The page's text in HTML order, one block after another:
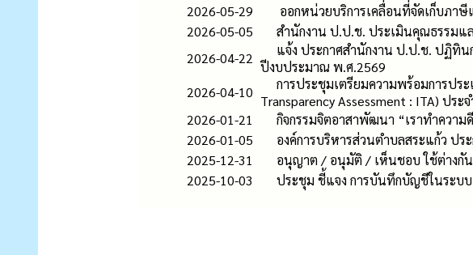
2026-05-29
ออกหน่วยบริการเคลื่อนที่จัดเก็บภา
2026-05-05
สำนักงาน ป.ป.ช. ประเมินคุณธรรมแ
2026-04-22
แจ้ง ประกาศสำนักงาน ป.ป.ช. ปฏิทิน
ปีงบประมาณ พ.ศ.2569
2026-04-10
การประชุมเตรียมความพร้อมการปร
Transparency Assessment : ITA) ปร
2026-01-21
กิจกรรมจิตอาสาพัฒนา “เราทำควา
2026-01-05
องค์การบริหารส่วนตำบลสระแก้ว ปร
2025-12-31
อนุญาต / อนุมัติ / เห็นชอบ ใช้ต่างกัน
2025-10-03
ประชุม ชี้แจง การบันทึกบัญชีในระบบ